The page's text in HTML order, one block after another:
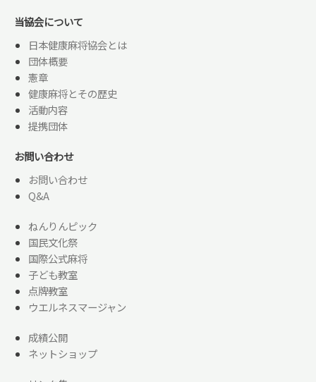
当協会について
日本健康麻将協会とは
団体概要
憲章
健康麻将とその歴史
活動内容
提携団体
お問い合わせ
お問い合わせ
Q&A
ねんりんピック
国民文化祭
国際公式麻将
子ども教室
点牌教室
ウエルネスマージャン
成績公開
ネットショップ